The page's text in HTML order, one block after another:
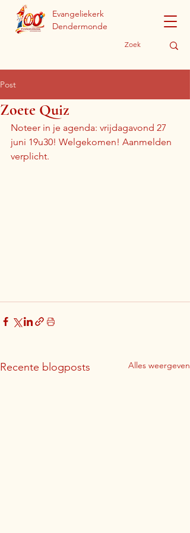
Evangeliekerk
Dendermonde
Post
Zoete Quiz
Noteer in je agenda: vrijdagavond 27
juni 19u30! Welgekomen! Aanmelden
verplicht.
Recente blogposts Alles weergeven